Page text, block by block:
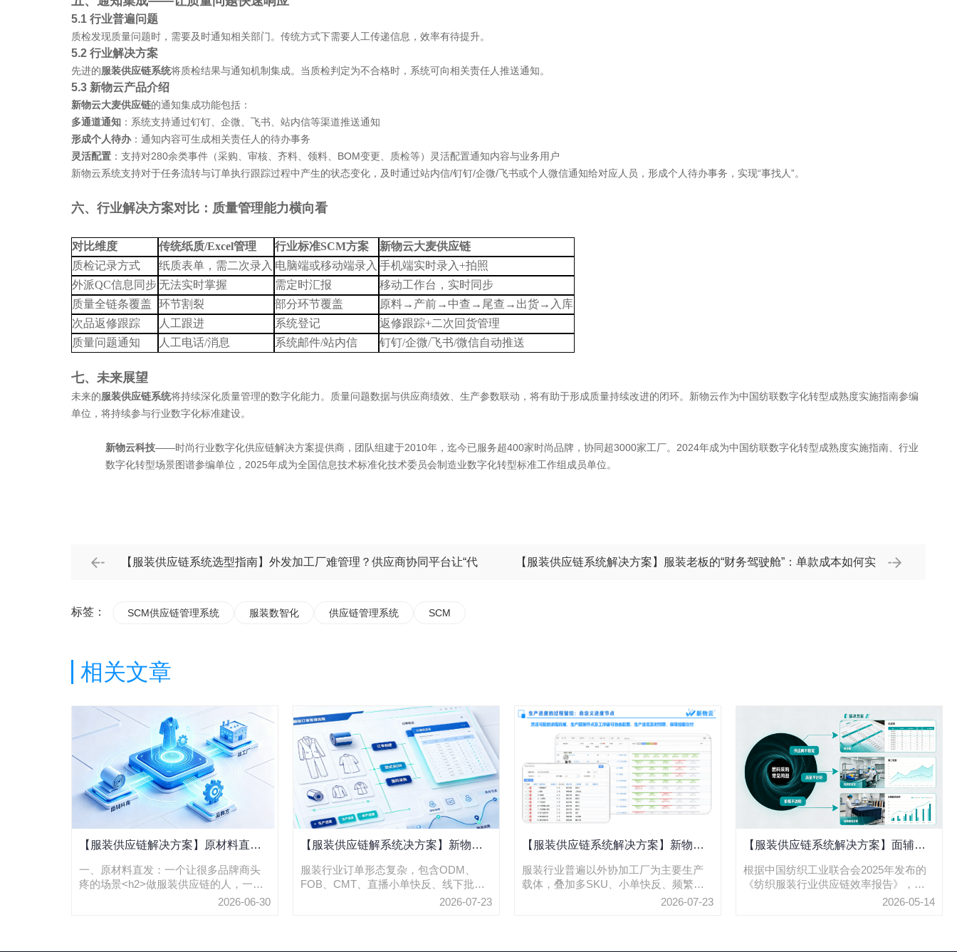
5.1 行业普遍问题
质检发现质量问题时，需要及时通知相关部门。传统方式下需要人工传递信息，效率有待提升。
5.2 行业解决方案
先进的服装供应链系统将质检结果与通知机制集成。当质检判定为不合格时，系统可向相关责任人推送通知。
5.3 新物云产品介绍
新物云大麦供应链的通知集成功能包括：
多通道通知 ：系统支持通过钉钉、企微、飞书、站内信等渠道推送通知
形成个人待办：通知内容可生成相关责任人的待办事务
灵活配置 ：支持对280余类事件（采购、审核、齐料、领料、BOM变更、质检等）灵活配置通知内容与业务用户
新物云系统支持对于任务流转与订单执行跟踪过程中产生的状态变化，及时通过站内信/钉钉/企微/飞书或个人微信通知给对应人员，形成个人待办事务，实现“事找人”。
六、行业解决方案对比：质量管理能力横向看
对比维度 传统纸质/Excel管理 行业标准SCM方案
新物云大麦供应链
质检记录方式
纸质表单，需二次录入 电脑端或移动端录入 手机端实时录入+拍照
外派QC信息同步 无法实时掌握 需定时汇报
移动工作台，实时同步
质量全链条覆盖
环节割裂 部分环节覆盖 原料→产前→中查→尾查→出货→入库
次品返修跟踪
人工跟进 系统登记 返修跟踪+二次回货管理
质量问题通知
人工电话/消息 系统邮件/站内信 钉钉/企微/飞书/微信自动推送
七、未来展望
未来的服装供应链系统将持续深化质量管理的数字化能力。质量问题数据与供应商绩效、生产参数联动，将有助于形成质量持续改进的闭环。新物云作为中国纺联数字化转型成熟度实施指南参编
单位，将持续参与行业数字化标准建设。
新物云科技——时尚行业数字化供应链解决方案提供商，团队组建于2010年，迄今已服务超400家时尚品牌，协同超3000家工厂。2024年成为中国纺联数字化转型成熟度实施指南、行业
数字化转型场景图谱参编单位，2025年成为全国信息技术标准化技术委员会制造业数字化转型标准工作组成员单位。
【服装供应链系统选型指南】外发加工厂难管理？供应商协同平台让“代 【服装供应链系统解决方案】服装老板的“财务驾驶舱”：单款成本如何实
标签：
SCM供应链管理系统 服装数智化 供应链管理系统 SCM
相关文章
【服装供应链解决方案】原材料直发
解决方案 | 品牌方无需触货如何以数字
化严控品质？
一、原材料直发：一个让很多品牌商头
疼的场景<h2>做服装供应链的人，一定
遇到过这种情况：面料从供应商直接发
2026-06-30
【服装供应链解系统决方案】新物云
大麦 SCM 系统能实现服装订单管理吗
服装行业订单形态复杂，包含ODM、
FOB、CMT、直播小单快反、线下批量
批发等多种经营模式，叠加多色多码
2026-07-23
【服装供应链系统解决方案】新物云
SCM 系统如何对服装生产进度进行跟
踪？
服装行业普遍以外协加工厂为主要生产
载体，叠加多SKU、小单快反、频繁改
单、多工厂并行排产的经营特征，传统
2026-07-23
【服装供应链系统解决方案】面辅料
采购的“黑洞”怎么补？MRP自动算料
告别积压与断料
根据中国纺织工业联合会2025年发布的
《纺织服装行业供应链效率报告》，服
装企业因采购计划不准确导致的面辅料
2026-05-14